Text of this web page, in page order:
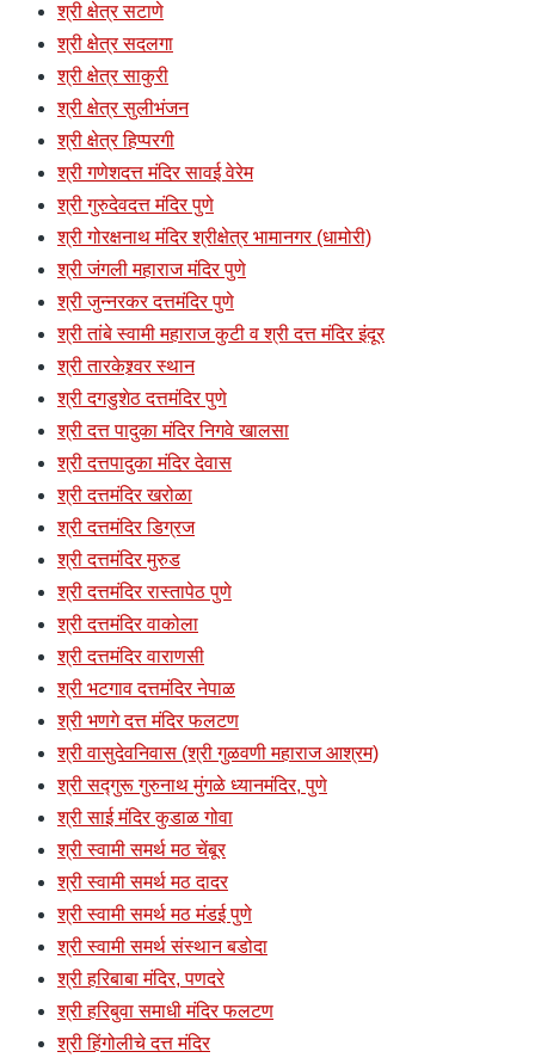
श्री क्षेत्र सटाणे
श्री क्षेत्र सदलगा
श्री क्षेत्र साकुरी
श्री क्षेत्र सुलीभंजन
श्री क्षेत्र हिप्परगी
श्री गणेशदत्त मंदिर सावई वेरेम
श्री गुरुदेवदत्त मंदिर पुणे
श्री गोरक्षनाथ मंदिर श्रीक्षेत्र भामानगर (धामोरी)
श्री जंगली महाराज मंदिर पुणे
श्री जुन्नरकर दत्तमंदिर पुणे
श्री तांबे स्वामी महाराज कुटी व श्री दत्त मंदिर इंदूर
श्री तारकेश्र्वर स्थान
श्री दगडुशेठ दत्तमंदिर पुणे
श्री दत्त पादुका मंदिर निगवे खालसा
श्री दत्तपादुका मंदिर देवास
श्री दत्तमंदिर खरोळा
श्री दत्तमंदिर डिग्रज
श्री दत्तमंदिर मुरुड
श्री दत्तमंदिर रास्तापेठ पुणे
श्री दत्तमंदिर वाकोला
श्री दत्तमंदिर वाराणसी
श्री भटगाव दत्तमंदिर नेपाळ
श्री भणगे दत्त मंदिर फलटण
श्री वासुदेवनिवास (श्री गुळवणी महाराज आश्रम)
श्री सद्गुरू गुरुनाथ मुंगळे ध्यानमंदिर, पुणे
श्री साई मंदिर कुडाळ गोवा
श्री स्वामी समर्थ मठ चेंबूर
श्री स्वामी समर्थ मठ दादर
श्री स्वामी समर्थ मठ मंडई पुणे
श्री स्वामी समर्थ संस्थान बडोदा
श्री हरिबाबा मंदिर, पणदरे
श्री हरिबुवा समाधी मंदिर फलटण
श्री हिंगोलीचे दत्त मंदिर